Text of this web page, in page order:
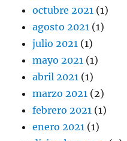
octubre 2021 (1)
agosto 2021 (1)
julio 2021 (1)
mayo 2021 (1)
abril 2021 (1)
marzo 2021 (2)
febrero 2021 (1)
enero 2021 (1)